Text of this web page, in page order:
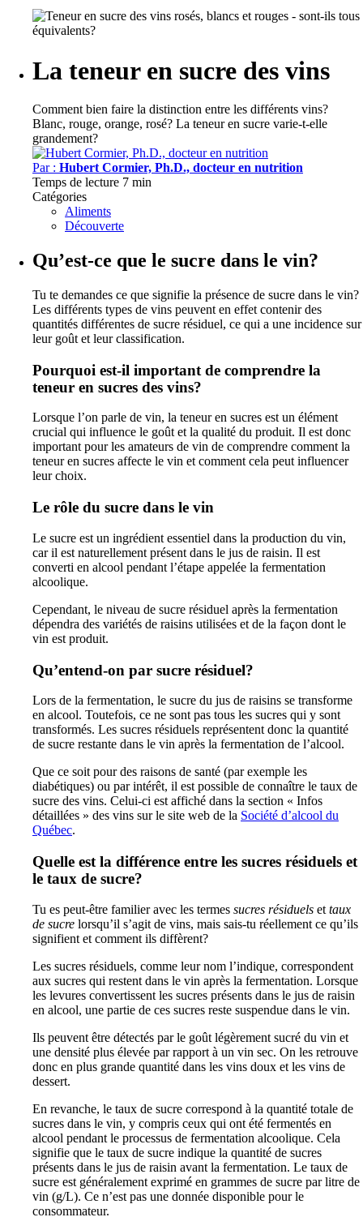
La teneur en sucre des vins
Comment bien faire la distinction entre les différents vins?
Blanc, rouge, orange, rosé? La teneur en sucre varie-t-elle
grandement?
Par : Hubert Cormier, Ph.D., docteur en nutrition
Temps de lecture 7 min
Catégories
Aliments
Découverte
Qu’est-ce que le sucre dans le vin?
Tu te demandes ce que signifie la présence de sucre dans le vin?
Les différents types de vins peuvent en effet contenir des
quantités différentes de sucre résiduel, ce qui a une incidence sur
leur goût et leur classification.
Pourquoi est-il important de comprendre la
teneur en sucres des vins?
Lorsque l’on parle de vin, la teneur en sucres est un élément
crucial qui influence le goût et la qualité du produit. Il est donc
important pour les amateurs de vin de comprendre comment la
teneur en sucres affecte le vin et comment cela peut influencer
leur choix.
Le rôle du sucre dans le vin
Le sucre est un ingrédient essentiel dans la production du vin,
car il est naturellement présent dans le jus de raisin. Il est
converti en alcool pendant l’étape appelée la fermentation
alcoolique.
Cependant, le niveau de sucre résiduel après la fermentation
dépendra des variétés de raisins utilisées et de la façon dont le
vin est produit.
Qu’entend-on par sucre résiduel?
Lors de la fermentation, le sucre du jus de raisins se transforme
en alcool. Toutefois, ce ne sont pas tous les sucres qui y sont
transformés. Les sucres résiduels représentent donc la quantité
de sucre restante dans le vin après la fermentation de l’alcool.
Que ce soit pour des raisons de santé (par exemple les
diabétiques) ou par intérêt, il est possible de connaître le taux de
sucre des vins. Celui-ci est affiché dans la section « Infos
détaillées » des vins sur le site web de la Société d’alcool du
Québec.
Quelle est la différence entre les sucres résiduels et
le taux de sucre?
Tu es peut-être familier avec les termes sucres résiduels et taux
de sucre lorsqu’il s’agit de vins, mais sais-tu réellement ce qu’ils
signifient et comment ils diffèrent?
Les sucres résiduels, comme leur nom l’indique, correspondent
aux sucres qui restent dans le vin après la fermentation. Lorsque
les levures convertissent les sucres présents dans le jus de raisin
en alcool, une partie de ces sucres reste suspendue dans le vin.
Ils peuvent être détectés par le goût légèrement sucré du vin et
une densité plus élevée par rapport à un vin sec. On les retrouve
donc en plus grande quantité dans les vins doux et les vins de
dessert.
En revanche, le taux de sucre correspond à la quantité totale de
sucres dans le vin, y compris ceux qui ont été fermentés en
alcool pendant le processus de fermentation alcoolique. Cela
signifie que le taux de sucre indique la quantité de sucres
présents dans le jus de raisin avant la fermentation. Le taux de
sucre est généralement exprimé en grammes de sucre par litre de
vin (g/L). Ce n’est pas une donnée disponible pour le
consommateur.